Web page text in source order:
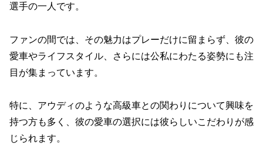
選手の一人です。
ファンの間では、その魅力はプレーだけに留まらず、彼の
愛車やライフスタイル、さらには公私にわたる姿勢にも注
目が集まっています。
特に、アウディのような高級車との関わりについて興味を
持つ方も多く、彼の愛車の選択には彼らしいこだわりが感
じられます。